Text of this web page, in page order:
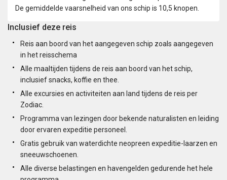
De gemiddelde vaarsnelheid van ons schip is 10,5 knopen.
Inclusief deze reis
Reis aan boord van het aangegeven schip zoals aangegeven
in het reisschema
Alle maaltijden tijdens de reis aan boord van het schip,
inclusief snacks, koffie en thee.
Alle excursies en activiteiten aan land tijdens de reis per
Zodiac.
Programma van lezingen door bekende naturalisten en leiding
door ervaren expeditie personeel.
Gratis gebruik van waterdichte neopreen expeditie-laarzen en
sneeuwschoenen.
Alle diverse belastingen en havengelden gedurende het hele